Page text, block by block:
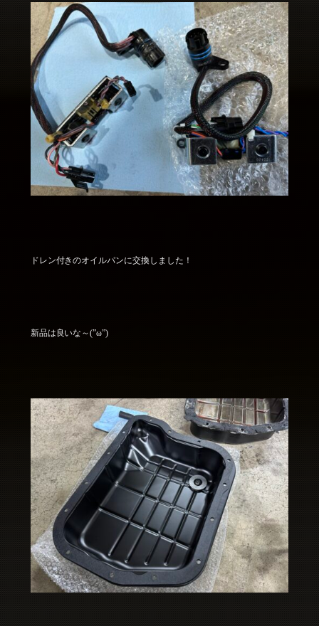
ドレン付きのオイルパンに交換しました！
新品は良いな～(”ω”)